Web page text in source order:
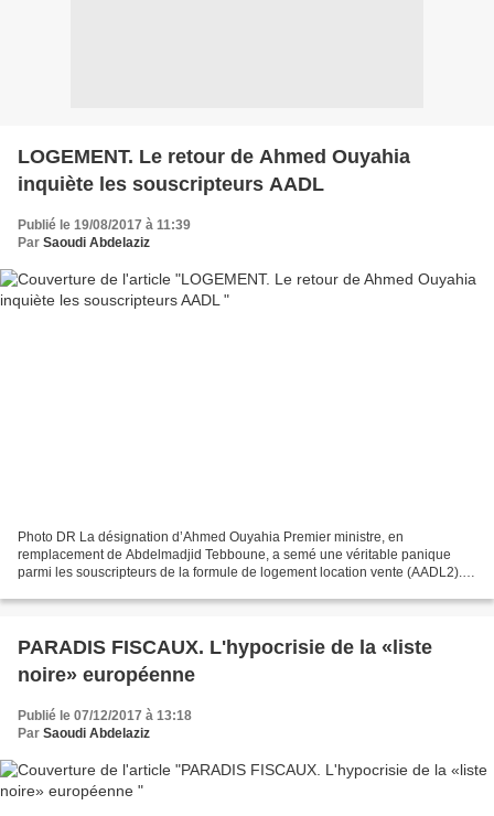
LOGEMENT. Le retour de Ahmed Ouyahia
inquiète les souscripteurs AADL
Publié le 19/08/2017 à 11:39
Par Saoudi Abdelaziz
Photo DR La désignation d’Ahmed Ouyahia Premier ministre, en
remplacement de Abdelmadjid Tebboune, a semé une véritable panique
parmi les souscripteurs de la formule de logement location vente (AADL2).
PARADIS FISCAUX. L'hypocrisie de la «liste
noire» européenne
Publié le 07/12/2017 à 13:18
Par Saoudi Abdelaziz